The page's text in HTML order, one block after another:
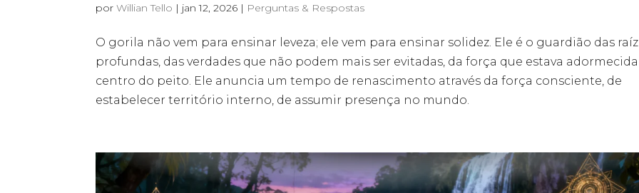
porWillian Tello | jan 12, 2026 | Perguntas & Respostas
O gorila não vem para ensinar leveza; ele vem para ensinar solidez. Ele é o guardião das
profundas, das verdades que não podem mais ser evitadas, da força que estava
centro do peito. Ele anuncia um tempo de renascimento através da força consciente, de
estabelecer território interno, de assumir presença no mundo.